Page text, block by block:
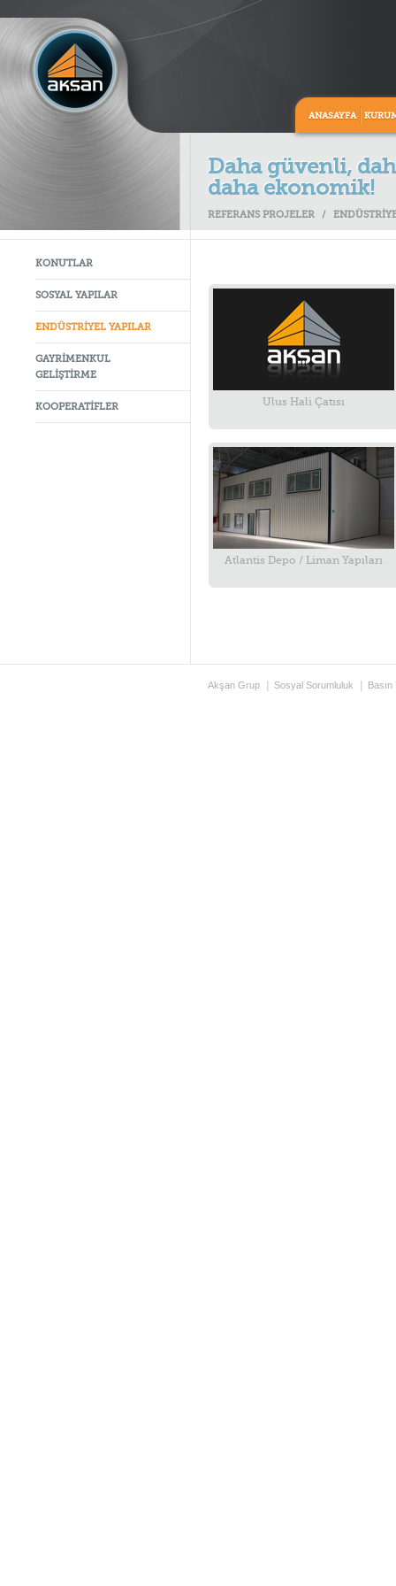
ANASAYFA
KONUTLAR
SOSYAL YAPILAR
ENDÜSTRİYEL YAPILAR
GAYRİMENKUL
GELİŞTİRME
KOOPERATİFLER
Daha güvenli,
daha ekonomik!
REFERANS PROJELER /
Ulus Hali Çatısı
Atlantis Depo / Liman Yapıları
Akşan Grup Sosyal Sorumluluk Basın